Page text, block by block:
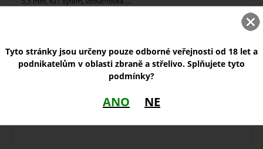
7 450,00Kč
Vzduchovka Gamo Viper Pro 10X IGT Gen3, 4,5 mm
Tyto stránky jsou určeny pouze odborné veřejnosti od 18 let a
podnikatelům v oblasti zbraně a střelivo. Splňujete tyto
podmínky?
ANO NE